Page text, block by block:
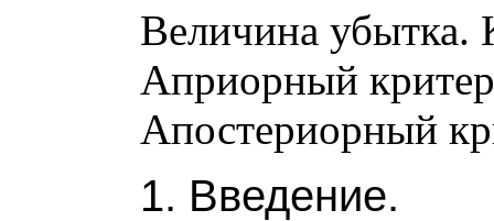
Величина убытка.
Априорный
Апостериорный
1. Введение.